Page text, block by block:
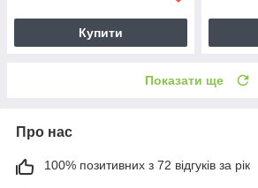
Купити
Показати ще
Про нас
100% позитивних з 72 відгуків за рік